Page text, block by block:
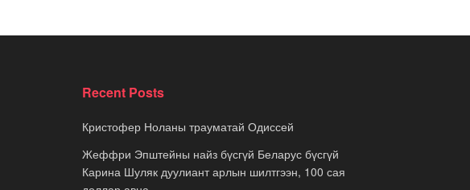
Recent Posts
Кристофер Ноланы трауматай Одиссей
Жеффри Эпштейны найз бүсгүй Беларус бүсгүй
Карина Шуляк дуулиант арлын шилтгээн, 100 сая